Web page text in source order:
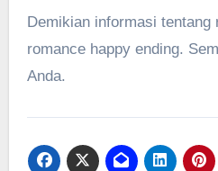
Demikian informasi tentang
romance happy ending.
Anda.